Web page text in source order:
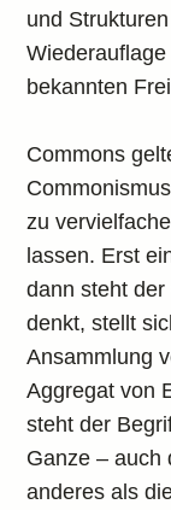
und
bekannten
Commons
zu
lassen. Erst
dann steht
denkt, stellt
Ansammlung
Aggregat von
steht der
Ganze – auch
anderes als